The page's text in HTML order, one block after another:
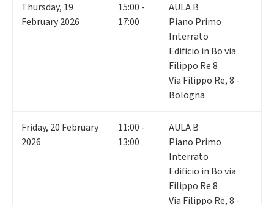
Thursday, 19
February 2026
15:00 -
17:00
AULA B
Piano Primo
Interrato
Edificio in Bo via
Filippo Re 8
Via Filippo Re, 8 -
Bologna
Friday, 20 February
2026
11:00 -
13:00
AULA B
Piano Primo
Interrato
Edificio in Bo via
Filippo Re 8
Via Filippo Re, 8 -